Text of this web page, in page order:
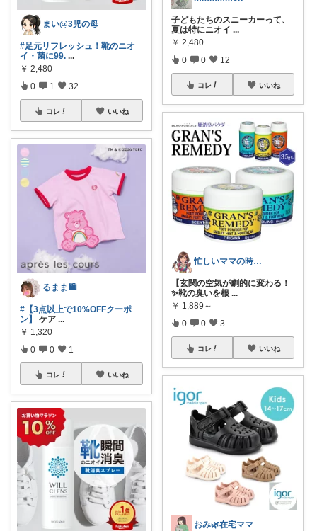
まい@3児の母
#足元リフレッシュ！靴のニオ
イ・菌に99. ...
￥ 2,480
0 1 32
コレ いいね
るまま🛍️
#【3点以上で10%OFFクーポ
ン】
ケア ...
￥ 1,320
0 0 1
コレ いいね
子どもたちのスニーカーって、
夏は特にニオイ ...
￥ 2,480
0 0 12
コレ いいね
忙しいママの時短美容ROOM
【玄関の空気が劇的に変わる！
✨靴の臭いを根 ...
￥ 1,889～
0 0 3
コレ いいね
おみ🌿在宅ママ